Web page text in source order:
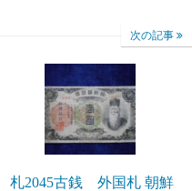
次の記事
札2045古銭 外国札 朝鮮